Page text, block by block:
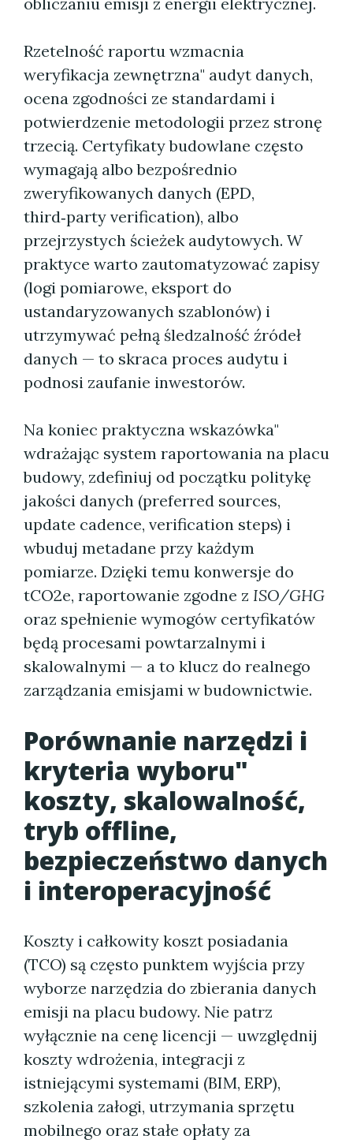
Rzetelność raportu wzmacnia
weryfikacja zewnętrzna" audyt danych,
ocena zgodności ze standardami i
potwierdzenie metodologii przez stronę
trzecią. Certyfikaty budowlane często
wymagają albo bezpośrednio
zweryfikowanych danych (EPD,
third‑party verification), albo
przejrzystych ścieżek audytowych. W
praktyce warto zautomatyzować zapisy
(logi pomiarowe, eksport do
ustandaryzowanych szablonów) i
utrzymywać pełną śledzalność źródeł
danych — to skraca proces audytu i
podnosi zaufanie inwestorów.
Na koniec praktyczna wskazówka"
wdrażając system raportowania na placu
budowy, zdefiniuj od początku politykę
jakości danych (preferred sources,
update cadence, verification steps) i
wbuduj metadane przy każdym
pomiarze. Dzięki temu konwersje do
tCO2e, raportowanie zgodne z ISO/GHG
oraz spełnienie wymogów certyfikatów
będą procesami powtarzalnymi i
skalowalnymi — a to klucz do realnego
zarządzania emisjami w budownictwie.
Porównanie narzędzi i
kryteria wyboru"
koszty, skalowalność,
tryb offline,
bezpieczeństwo danych
i interoperacyjność
Koszty i całkowity koszt posiadania
(TCO) są często punktem wyjścia przy
wyborze narzędzia do zbierania danych
emisji na placu budowy. Nie patrz
wyłącznie na cenę licencji — uwzględnij
koszty wdrożenia, integracji z
istniejącymi systemami (BIM, ERP),
szkolenia załogi, utrzymania sprzętu
mobilnego oraz stałe opłaty za